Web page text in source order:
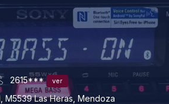
2615*** ver
M5539 Las Heras, Mendoza